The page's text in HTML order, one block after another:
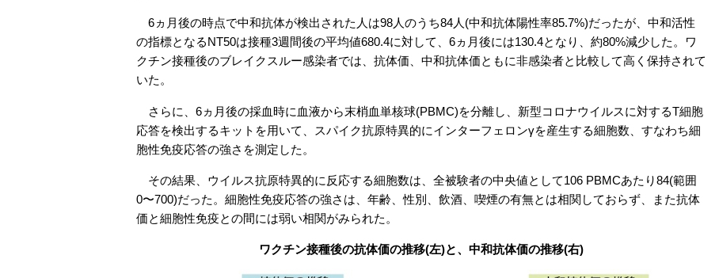
6ヵ月後の時点で中和抗体が検出された人は98人のうち84人(中和抗体陽性率85.7%)だったが、中和活性
の指標となるNT50は接種3週間後の平均値680.4に対して、6ヵ月後には130.4となり、約80%減少した。ワ
クチン接種後のブレイクスルー感染者では、抗体価、中和抗体価ともに非感染者と比較して高く保持されて
いた。
さらに、6ヵ月後の採血時に血液から末梢血単核球(PBMC)を分離し、新型コロナウイルスに対するT細胞
応答を検出するキットを用いて、スパイク抗原特異的にインターフェロンγを産生する細胞数、すなわち細
胞性免疫応答の強さを測定した。
その結果、ウイルス抗原特異的に反応する細胞数は、全被験者の中央値として106 PBMCあたり84(範囲
0〜700)だった。細胞性免疫応答の強さは、年齢、性別、飲酒、喫煙の有無とは相関しておらず、また抗体
価と細胞性免疫との間には弱い相関がみられた。
ワクチン接種後の抗体価の推移(左)と、中和抗体価の推移(右)